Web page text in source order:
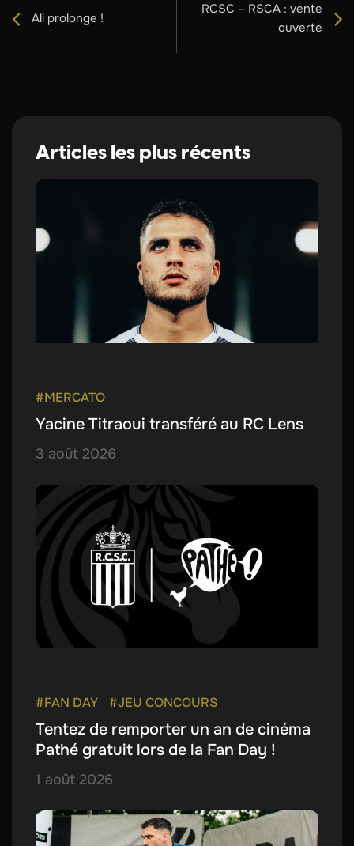
Ali prolonge !
RCSC – RSCA : vente
ouverte
Articles les plus récents
#MERCATO
Yacine Titraoui transféré au RC Lens
3 août 2026
#FAN DAY #JEU CONCOURS
Tentez de remporter un an de cinéma
Pathé gratuit lors de la Fan Day !
1 août 2026